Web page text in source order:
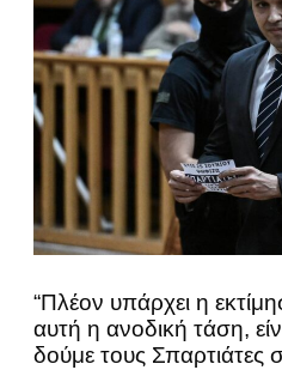
“Πλέον υπάρχει η
αυτή η ανοδική τάση,
δούμε τους Σπαρτιάτες